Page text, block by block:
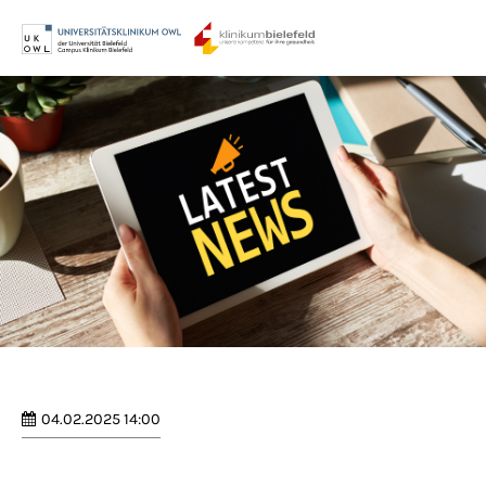
Login
Benutzername
Passwort
Anmelden
04.02.2025 14:00